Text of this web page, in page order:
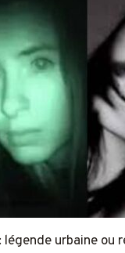
légende urbaine ou